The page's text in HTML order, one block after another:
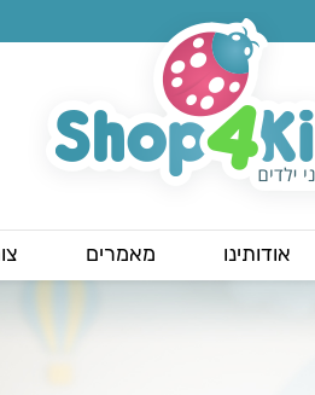
אודותינו מאמרים